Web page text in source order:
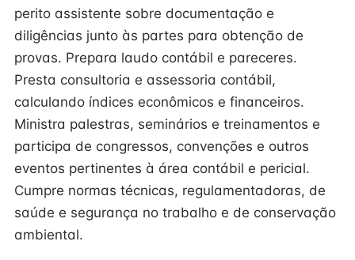
perito assistente sobre documentação e
diligências junto às partes para obtenção de
provas. Prepara laudo contábil e pareceres.
Presta consultoria e assessoria contábil,
calculando índices econômicos e financeiros.
Ministra palestras, seminários e treinamentos e
participa de congressos, convenções e outros
eventos pertinentes à área contábil e pericial.
Cumpre normas técnicas, regulamentadoras, de
saúde e segurança no trabalho e de conservação
ambiental.